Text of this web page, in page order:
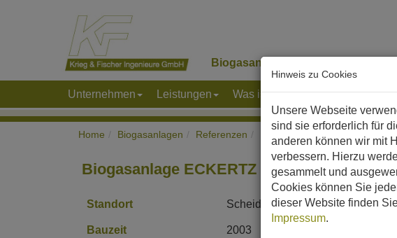
Biogasanlagen
Unternehmen Leistungen Was ist Biogas & Biomethan?
Home Biogasanlagen Referenzen Europa Deutschland
Biogasanlage ECKERTZ
Standort Scheidchen, Rheinland-Pfalz
Bauzeit 2003
Hinweis zu Cookies
Unsere Webseite
sind sie erforderlich für
anderen können wir mit
verbessern. Hierzu
gesammelt und
Cookies können Sie
dieser Website finden
Impressum.